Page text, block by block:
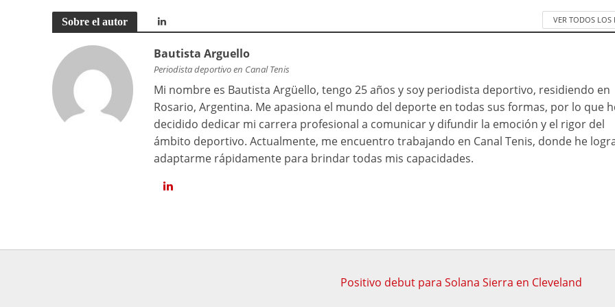
Sobre el autor VER TODOS LOS
Bautista Arguello
Periodista deportivo en Canal Tenis
Mi nombre es Bautista Argüello, tengo 25 años y soy periodista deportivo, residiendo en
Rosario, Argentina. Me apasiona el mundo del deporte en todas sus formas, por lo que
decidido dedicar mi carrera profesional a comunicar y difundir la emoción y el rigor del
ámbito deportivo. Actualmente, me encuentro trabajando en Canal Tenis, donde he
adaptarme rápidamente para brindar todas mis capacidades.
Positivo debut para Solana Sierra en Cleveland